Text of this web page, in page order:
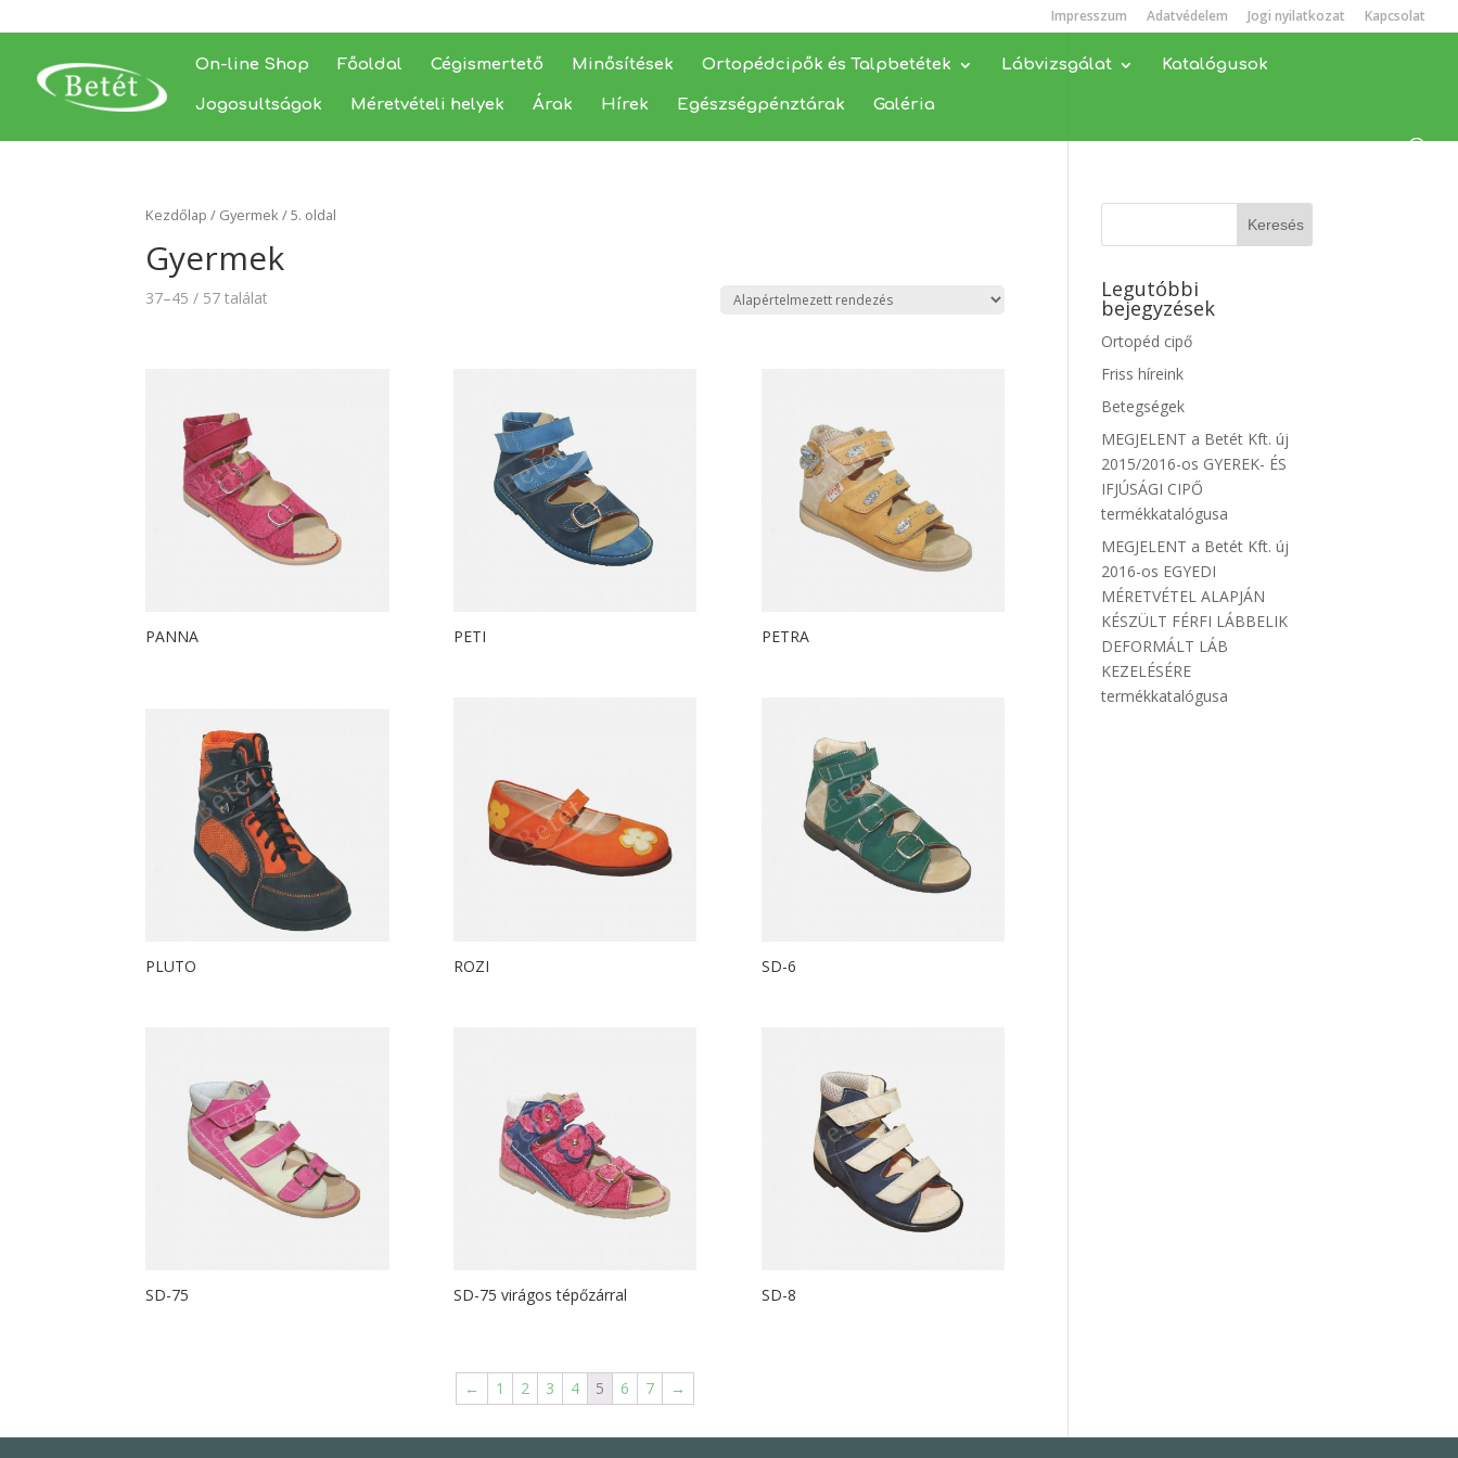
Impresszum Adatvédelem Jogi nyilatkozat Kapcsolat
On-line Shop Főoldal Cégismertető Minősítések Ortopédcipők és Talpbetétek Lábvizsgálat Katalógusok
Jogosultságok Méretvételi helyek Árak Hírek Egészségpénztárak Galéria
Kezdőlap / Gyermek / 5. oldal
Gyermek
37–45 / 57 találat
PANNA PETI PETRA
PLUTO ROZI SD-6
SD-75 SD-75 virágos tépőzárral SD-8
← 1 2 3 4 5 6 7 →
Legutóbbi
bejegyzések
Ortopéd cipő
Friss híreink
Betegségek
MEGJELENT a Betét Kft. új
2015/2016-os GYEREK- ÉS
IFJÚSÁGI CIPŐ
termékkatalógusa
MEGJELENT a Betét Kft. új
2016-os EGYEDI
MÉRETVÉTEL ALAPJÁN
KÉSZÜLT FÉRFI LÁBBELIK
DEFORMÁLT LÁB
KEZELÉSÉRE
termékkatalógusa